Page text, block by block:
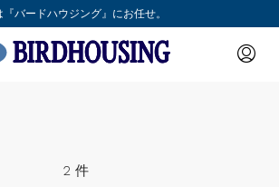
バードハウジング』にお任せ。
2 件